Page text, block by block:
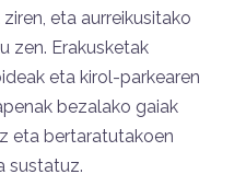
eta aurreikusitako
zen. Erakusketak
eta kirol-parkearen
bezalako gaiak
eta bertaratutakoen
sustatuz.